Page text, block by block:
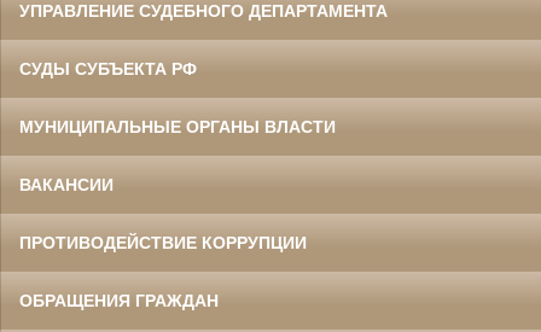
УПРАВЛЕНИЕ СУДЕБНОГО ДЕПАРТАМЕНТА
СУДЫ СУБЪЕКТА РФ
МУНИЦИПАЛЬНЫЕ ОРГАНЫ ВЛАСТИ
ВАКАНСИИ
ПРОТИВОДЕЙСТВИЕ КОРРУПЦИИ
ОБРАЩЕНИЯ ГРАЖДАН